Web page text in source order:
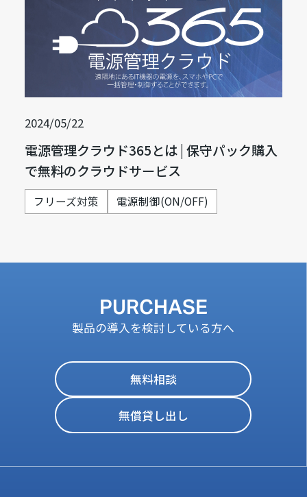
2024/05/22
電源管理クラウド365とは | 保守パック購入
で無料のクラウドサービス
フリーズ対策 電源制御(ON/OFF)
PURCHASE
製品の導入を検討している方へ
無料相談
無償貸し出し